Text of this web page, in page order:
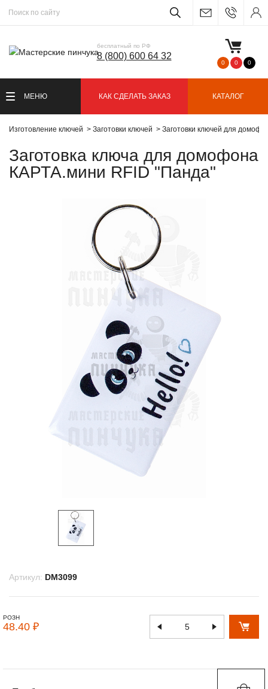
бесплатный по РФ
8 (800) 600 64 32
0 0 0
МЕНЮ КАК СДЕЛАТЬ ЗАКАЗ КАТАЛОГ
Изготовление ключей Заготовки ключей Заготовки ключей для
Заготовка ключа для домофона
КАРТА.мини RFID "Панда"
Артикул: DM3099
РОЗН
48.40 ₽